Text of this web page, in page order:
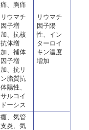
痛、胸痛
リウマチ
因子増
加、抗核
抗体増
加、補体
因子増
加、抗リ
ン脂質抗
体陽性、
サルコイ
ドーシス
リウマチ
因子陽
性、イン
ターロイ
キン濃度
増加
癰、気管
支炎、気